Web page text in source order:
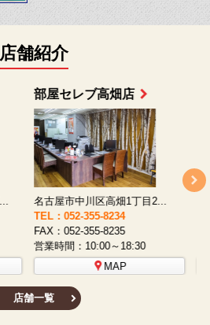
店舗紹介
部屋セレブ中村店
名古屋市中村区太閤通9-1...
TEL：052-481-0853
FAX：052-481-3587
営業時間：10:00～18:30
MAP
店舗一覧